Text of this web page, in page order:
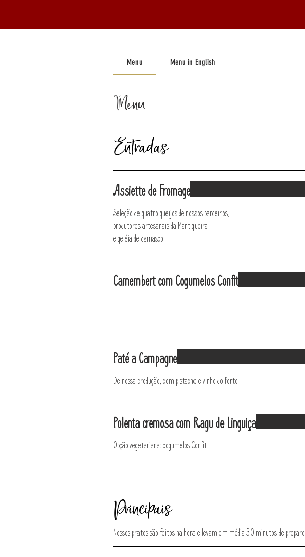
Menu Menu in English
Menu
Entradas
Assiette de Fromage
Seleção de quatro queijos de nossos parceiros,
produtores artesanais da Mantiqueira
e geléia de damasco
Camembert com Cogumelos Confit
Paté a Campagne
De nossa produção, com pistache e vinho do Porto
Polenta cremosa com Ragu de Linguiça
Opção vegetariana: cogumelos Confit
Principais
Nossos pratos são feitos na hora e levam em média 30 minutos de preparo